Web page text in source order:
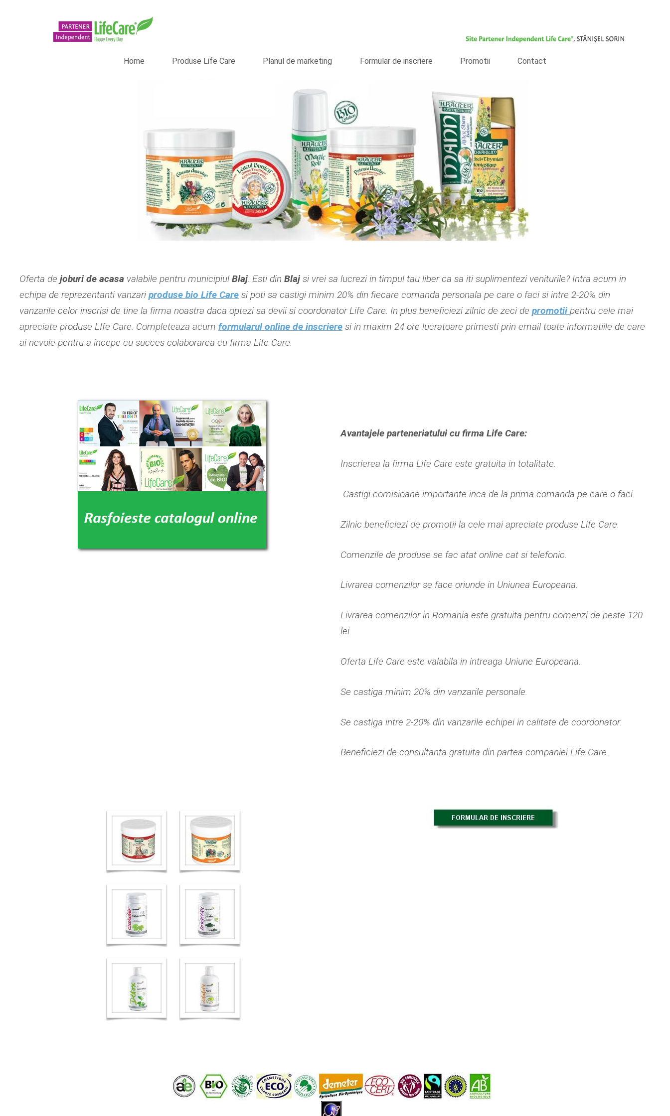
Home Produse Life Care Planul de marketing Formular de inscriere Promotii Contact
Oferta dejoburi de acasa valabile pentru municipiulBlaj. Esti dinBlaj si vrei sa lucrezi in timpul tau liber ca sa iti suplimentezi veniturile? Intra acum in
echipa de reprezentanti vanzariproduse bio Life Care si poti sa castigi minim 20% din fiecare comanda personala pe care o faci si intre 2-20% din
vanzarile celor inscrisi de tine la firma noastra daca optezi sa devii si coordonator Life Care. In plus beneficiezi zilnic de zeci depromotii pentru cele mai
apreciate produse LIfe Care. Completeaza acumformularul online de inscriere si in maxim 24 ore lucratoare primesti prin email toate informatiile de care
ai nevoie pentru a incepe cu succes colaborarea cu firma Life Care.
Avantajele parteneriatului cu firma Life Care:
Inscrierea la firma Life Care este gratuita in totalitate.
Castigi comisioane importante inca de la prima comanda pe care o faci.
Zilnic beneficiezi de promotii la cele mai apreciate produse Life Care.
Comenzile de produse se fac atat online cat si telefonic.
Livrarea comenzilor se face oriunde in Uniunea Europeana.
Livrarea comenzilor in Romania este gratuita pentru comenzi de peste 120
lei.
Oferta Life Care este valabila in intreaga Uniune Europeana.
Se castiga minim 20% din vanzarile personale.
Se castiga intre 2-20% din vanzarile echipei in calitate de coordonator.
Beneficiezi de consultanta gratuita din partea companiei Life Care.